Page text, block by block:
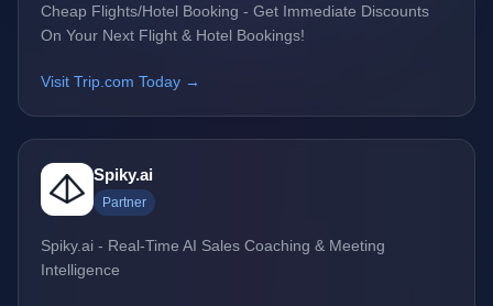
Cheap Flights/Hotel Booking - Get Immediate Discounts
On Your Next Flight & Hotel Bookings!
Visit Trip.com Today →
Spiky.ai
Partner
Spiky.ai - Real-Time AI Sales Coaching & Meeting
Intelligence